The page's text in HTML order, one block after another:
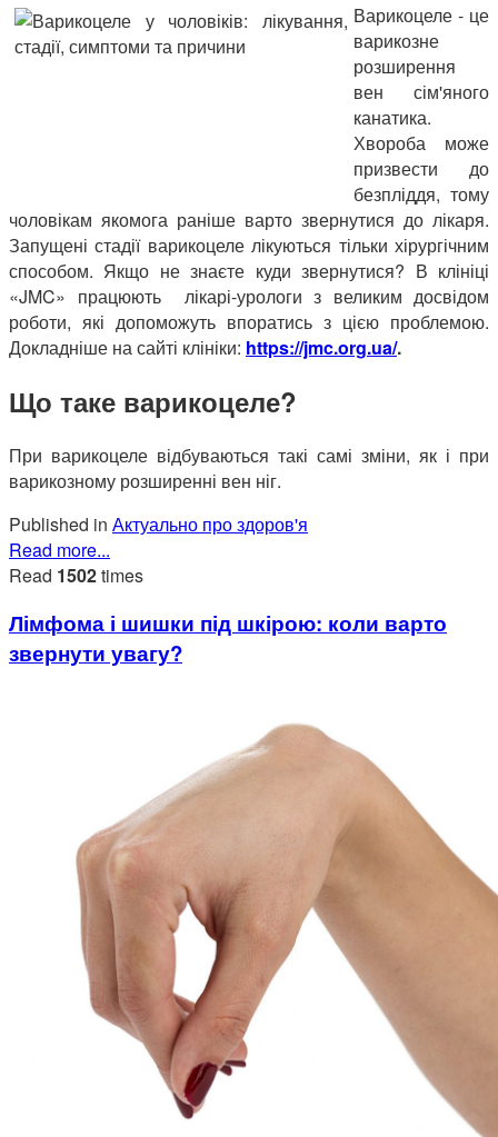
Варикоцеле - це
варикозне
розширення
вен сім'яного
канатика.
Хвороба може
призвести до
безпліддя, тому
чоловікам якомога раніше варто звернутися до лікаря.
Запущені стадії варикоцеле лікуються тільки хірургічним
способом. Якщо не знаєте куди звернутися? В клініці
«JMC» працюють лікарі-урологи з великим досвідом
роботи, які допоможуть впоратись з цією проблемою.
Докладніше на сайті клініки: https://jmc.org.ua/.
Що таке варикоцеле?
При варикоцеле відбуваються такі самі зміни, як і при
варикозному розширенні вен ніг.
Published in Актуально про здоров'я
Read more...
Read 1502times
Лімфома і шишки під шкірою: коли варто
звернути увагу?